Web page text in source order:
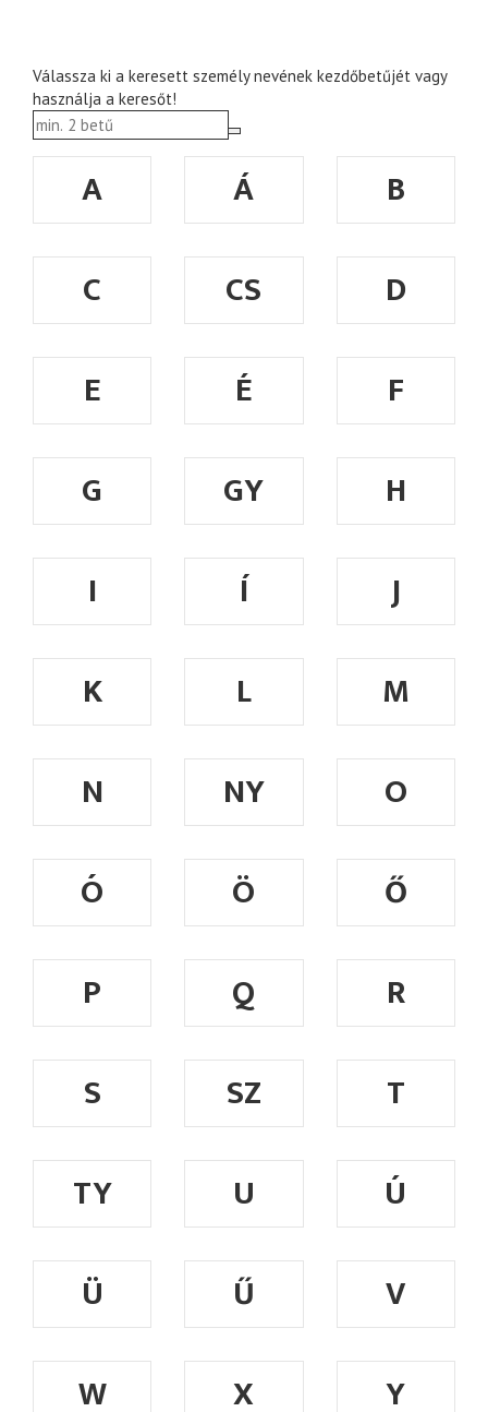
Válassza ki a keresett személy nevének kezdőbetűjét vagy
használja a keresőt!
A Á
B
C
CS
D
E
É
F
G
GY
H
I
Í
J
K
L
M
N
NY
O
Ó
Ö
Ő
P
Q
R
S
SZ
T
TY
U
Ú
Ü
Ű
V
W
X Y